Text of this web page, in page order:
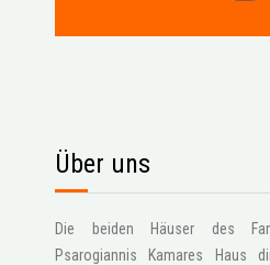
Über uns
Die beiden Häuser des
Psarogiannis Kamares Haus